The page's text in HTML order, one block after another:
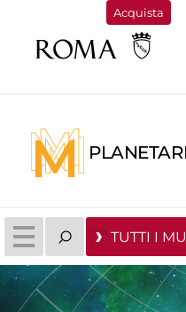
Acquista
TUTTI I